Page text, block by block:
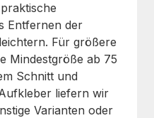
Entfernen der
Für größere
Mindestgröße ab 75
Schnitt und
liefern wir
Varianten oder